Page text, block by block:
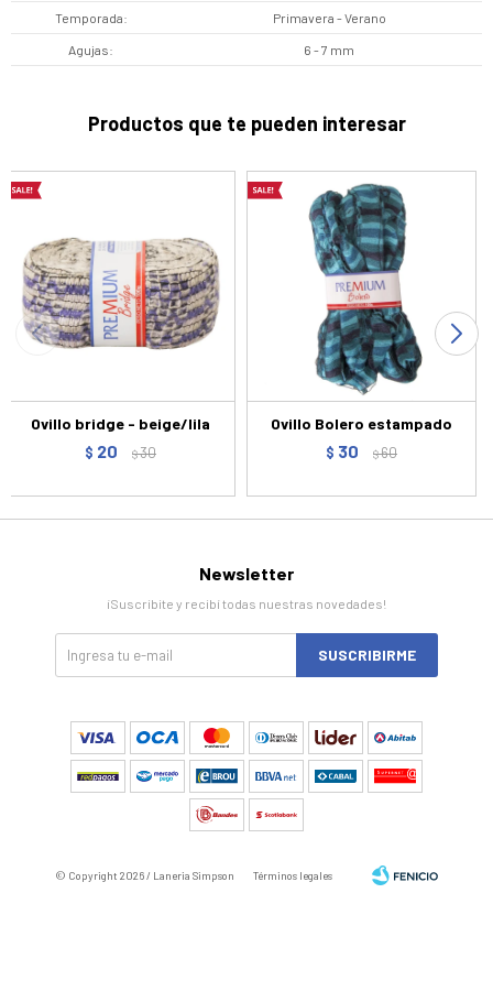
Temporada Primavera - Verano
Agujas 6 - 7 mm
Productos que te pueden interesar
Ovillo bridge - beige/lila
$ 20 $30
Ovillo Bolero estampado
$ 30 $60
Newsletter
¡Suscribite y recibí todas nuestras novedades!
SUSCRIBIRME
© Copyright 2026 / Laneria Simpson Términos legales